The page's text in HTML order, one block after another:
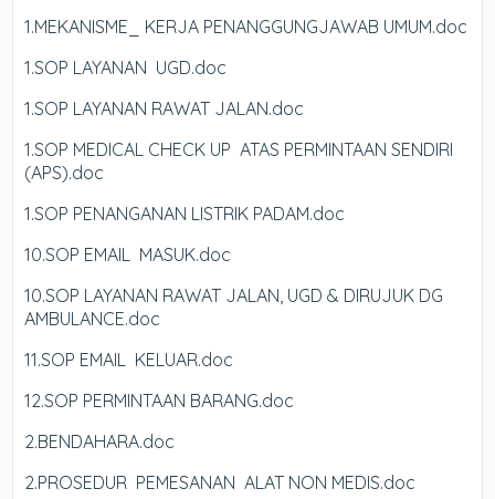
1.MEKANISME_ KERJA PENANGGUNGJAWAB UMUM.doc
1.SOP LAYANAN UGD.doc
1.SOP LAYANAN RAWAT JALAN.doc
1.SOP MEDICAL CHECK UP ATAS PERMINTAAN SENDIRI
(APS).doc
1.SOP PENANGANAN LISTRIK PADAM.doc
10.SOP EMAIL MASUK.doc
10.SOP LAYANAN RAWAT JALAN, UGD & DIRUJUK DG
AMBULANCE.doc
11.SOP EMAIL KELUAR.doc
12.SOP PERMINTAAN BARANG.doc
2.BENDAHARA.doc
2.PROSEDUR PEMESANAN ALAT NON MEDIS.doc